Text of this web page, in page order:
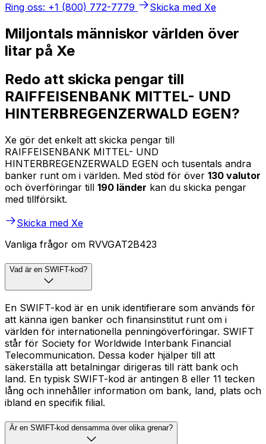
Ring oss: +1 (800) 772-7779
Skicka med Xe
Miljontals människor världen över
litar på Xe
Redo att skicka pengar till
RAIFFEISENBANK MITTEL- UND
HINTERBREGENZERWALD EGEN?
Xe gör det enkelt att skicka pengar till
RAIFFEISENBANK MITTEL- UND
HINTERBREGENZERWALD EGEN och tusentals andra
banker runt om i världen. Med stöd för över 130 valutor
och överföringar till 190 länder kan du skicka pengar
med tillförsikt.
Skicka med Xe
Vanliga frågor om RVVGAT2B423
Vad är en SWIFT-kod?
En SWIFT-kod är en unik identifierare som används för
att känna igen banker och finansinstitut runt om i
världen för internationella penningöverföringar. SWIFT
står för Society for Worldwide Interbank Financial
Telecommunication. Dessa koder hjälper till att
säkerställa att betalningar dirigeras till rätt bank och
land. En typisk SWIFT-kod är antingen 8 eller 11 tecken
lång och innehåller information om bank, land, plats och
ibland en specifik filial.
Är en SWIFT-kod densamma över olika grenar?